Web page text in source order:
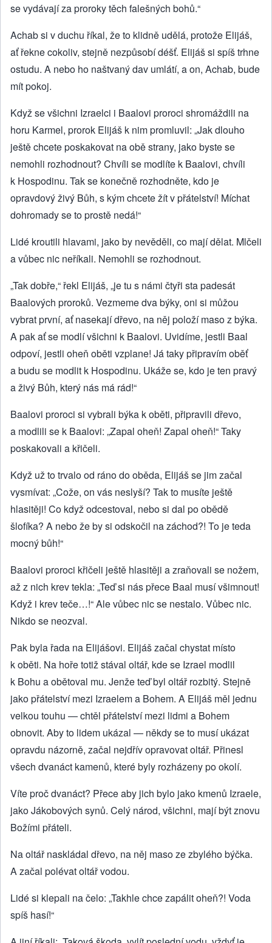
se vydávají za proroky těch falešných bohů.“
Achab si v duchu říkal, že to klidně udělá, protože Elijáš,
ať řekne cokoliv, stejně nezpůsobí déšť. Elijáš si spíš trhne
ostudu. A nebo ho naštvaný dav umlátí, a on, Achab, bude
mít pokoj.
Když se všichni Izraelci i Baalovi proroci shromáždili na
horu Karmel, prorok Elijáš k nim promluvil: „Jak dlouho
ještě chcete poskakovat na obě strany, jako byste se
nemohli rozhodnout? Chvíli se modlíte k Baalovi, chvíli
k Hospodinu. Tak se konečně rozhodněte, kdo je
opravdový živý Bůh, s kým chcete žít v přátelství! Míchat
dohromady se to prostě nedá!“
Lidé kroutili hlavami, jako by nevěděli, co mají dělat. Mlčeli
a vůbec nic neříkali. Nemohli se rozhodnout.
„Tak dobře,“ řekl Elijáš, „je tu s námi čtyři sta padesát
Baalových proroků. Vezmeme dva býky, oni si můžou
vybrat první, ať nasekají dřevo, na něj položí maso z býka.
A pak ať se modlí všichni k Baalovi. Uvidíme, jestli Baal
odpoví, jestli oheň oběti vzplane! Já taky připravím oběť
a budu se modlit k Hospodinu. Ukáže se, kdo je ten pravý
a živý Bůh, který nás má rád!“
Baalovi proroci si vybrali býka k oběti, připravili dřevo,
a modlili se k Baalovi: „Zapal oheň! Zapal oheň!“ Taky
poskakovali a křičeli.
Když už to trvalo od ráno do oběda, Elijáš se jim začal
vysmívat: „Cože, on vás neslyší? Tak to musíte ještě
hlasitěji! Co když odcestoval, nebo si dal po obědě
šlofíka? A nebo že by si odskočil na záchod?! To je teda
mocný bůh!“
Baalovi proroci křičeli ještě hlasitěji a zraňovali se nožem,
až z nich krev tekla: „Teď si nás přece Baal musí všimnout!
Když i krev teče…!“ Ale vůbec nic se nestalo. Vůbec nic.
Nikdo se neozval.
Pak byla řada na Elijášovi. Elijáš začal chystat místo
k oběti. Na hoře totiž stával oltář, kde se Izrael modlil
k Bohu a obětoval mu. Jenže teď byl oltář rozbitý. Stejně
jako přátelství mezi Izraelem a Bohem. A Elijáš měl jednu
velkou touhu — chtěl přátelství mezi lidmi a Bohem
obnovit. Aby to lidem ukázal — někdy se to musí ukázat
opravdu názorně, začal nejdřív opravovat oltář. Přinesl
všech dvanáct kamenů, které byly rozházeny po okolí.
Víte proč dvanáct? Přece aby jich bylo jako kmenů Izraele,
jako Jákobových synů. Celý národ, všichni, mají být znovu
Božími přáteli.
Na oltář naskládal dřevo, na něj maso ze zbylého býčka.
A začal polévat oltář vodou.
Lidé si klepali na čelo: „Takhle chce zapálit oheň?! Voda
spíš hasí!“